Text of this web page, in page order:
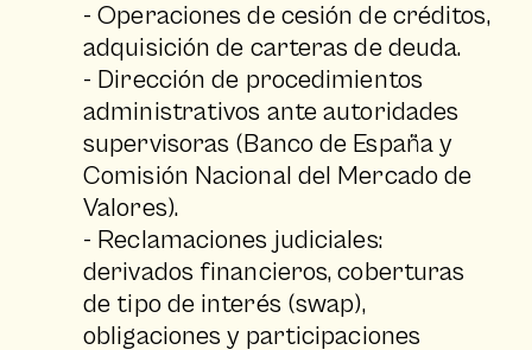
- Operaciones de cesión de créditos,
adquisición de carteras de deuda.
- Dirección de procedimientos
administrativos ante autoridades
supervisoras (Banco de España y
Comisión Nacional del Mercado de
Valores).
- Reclamaciones judiciales:
derivados financieros, coberturas
de tipo de interés (swap),
obligaciones y participaciones